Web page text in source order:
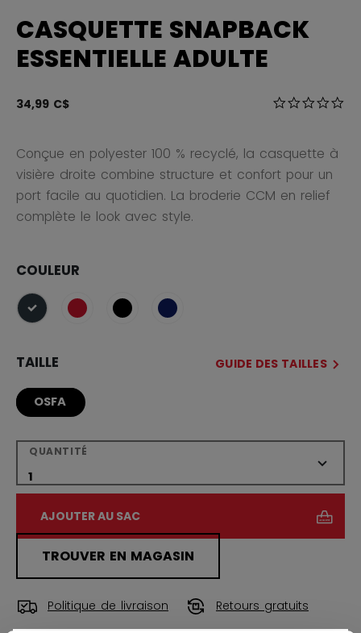
CASQUETTE SNAPBACK
ESSENTIELLE ADULTE
34,99 C$ 3,3 sur 5
Conçue en polyester 100 % recyclé, la casquette à
visière droite combine structure et confort pour un
port facile au quotidien. La broderie CCM en relief
complète le look avec style.
COULEUR
sélectionné
TAILLE GUIDE DES TAILLES
OSFA
QUANTITÉ
AJOUTER AU SAC
TROUVER EN MAGASIN
Politique de livraison Retours gratuits